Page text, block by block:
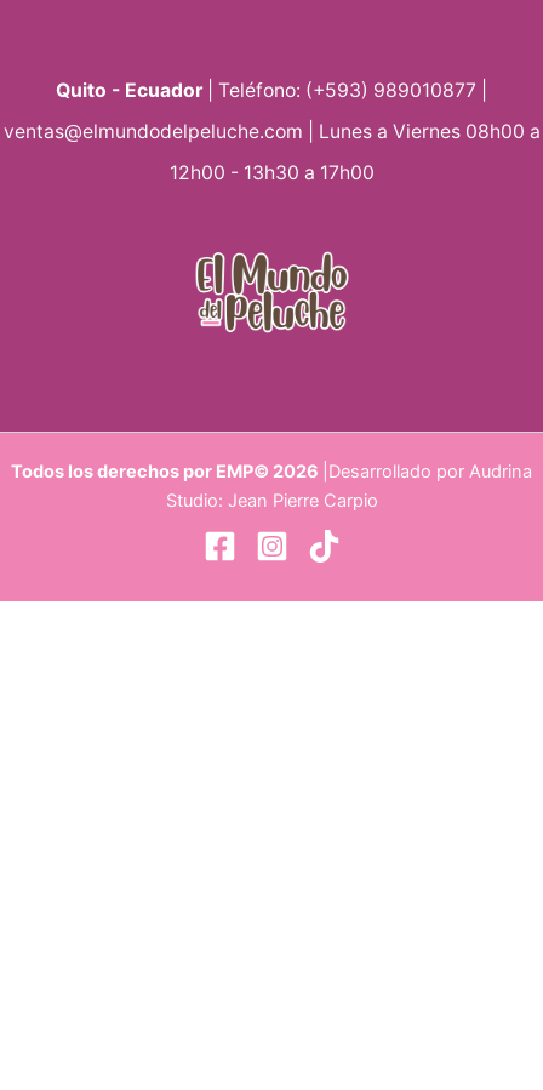
Quito - Ecuador| Teléfono: (+593) 989010877 |
ventas@elmundodelpeluche.com | Lunes a Viernes 08h00 a
12h00 - 13h30 a 17h00
Todos los derechos por EMP© 2026 |Desarrollado por Audrina
Studio: Jean Pierre Carpio